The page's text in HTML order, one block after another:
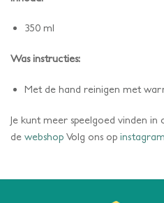
350 ml
Was instructies:
Met de hand reinigen met
Je kunt meer speelgoed vinden
de webshop Volg ons op instagram